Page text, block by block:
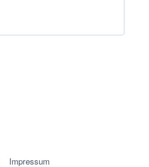
Impressum